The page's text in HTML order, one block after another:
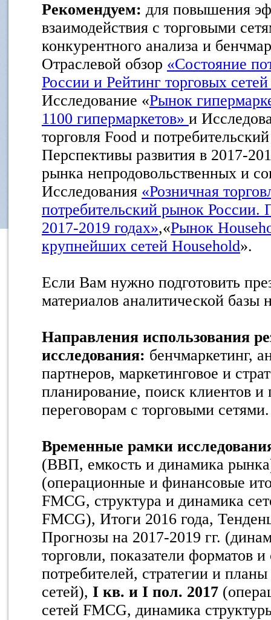
Рекомендуем: для повышения
взаимодействия с торговыми
конкурентного анализа и
Отраслевой обзор «Состояние
России и Рейтинг торговых
Исследование «Рынок
1100 гипермаркетов» и
торговля Food и
Перспективы развития в 2017-
рынка непродовольственных и
Исследования «Розничная
потребительский рынок России.
2017-2019 годах»,«Рынок
крупнейших сетей Household».
Если Вам нужно подготовить
материалов аналитической базы
Направления использования
исследования: бенчмаркетинг,
партнеров, маркетинговое и
планирование, поиск клиентов и
переговорам с торговыми сетями.
Временные рамки
(ВВП, емкость и динамика
(операционные и финансовые
FMCG, структура и динамика
FMCG), Итоги 2016 года,
Прогнозы на 2017-2019 гг.
торговли, показатели форматов
потребителей, стратегии и
сетей), I кв. и I пол. 2017
сетей FMCG, динамика